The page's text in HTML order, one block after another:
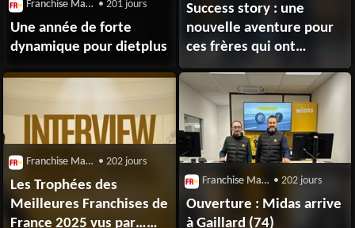
Franchise Magazine • 201 jours
Une année de forte
dynamique pour dietplus
Success story : une
nouvelle aventure pour
ces frères qui ont
rejoint Laforêt
Franchise Magazine • 202 jours
Les Trophées des
Meilleures Franchises de
France 2025 vus par…
Franchise Magazine • 202 jours
Ouverture : Midas arrive
à Gaillard (74)